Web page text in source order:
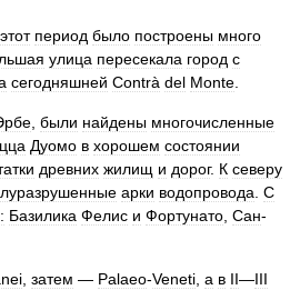
этот период было построены много
улица пересекала город с
сегодняшней Contrà del Monte
были найдены многочисленные
Дуомо в хорошем состоянии
древних жилищ и дорог. К северу
арки водопровода С
Базилика Фелис и Фортунато Сан-
затем — Palaeo-Veneti а в II—III